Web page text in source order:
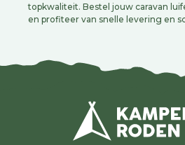
topkwaliteit. Bestel jouw caravan
en profiteer van snelle levering en